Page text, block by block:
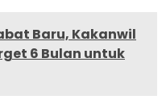
Baru, Kakanwil
6 Bulan untuk